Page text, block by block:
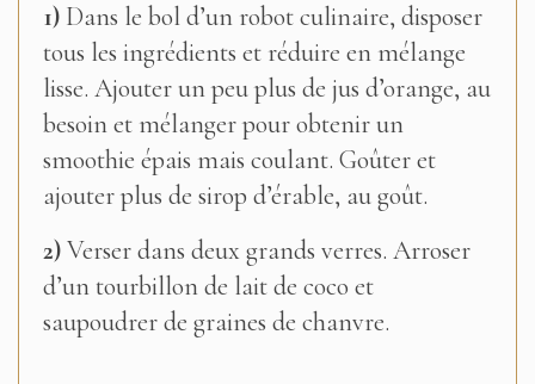
1) Dans le bol d’un robot culinaire, disposer
tous les ingrédients et réduire en mélange
lisse. Ajouter un peu plus de jus d’orange, au
besoin et mélanger pour obtenir un
smoothie épais mais coulant. Goûter et
ajouter plus de sirop d’érable, au goût.
2)Verser dans deux grands verres. Arroser
d’un tourbillon de lait de coco et
saupoudrer de graines de chanvre.